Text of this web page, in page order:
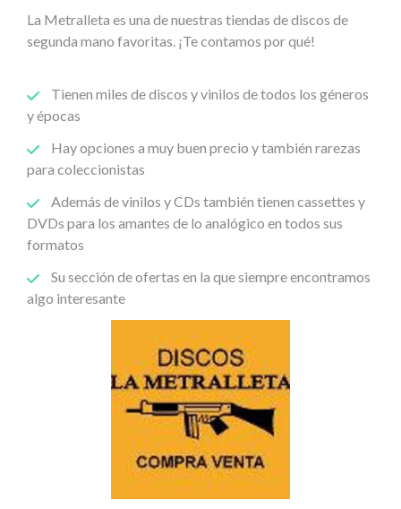
La Metralleta es una de nuestras tiendas de discos de
segunda mano favoritas. ¡Te contamos por qué!
Tienen miles de discos y vinilos de todos los géneros
y épocas
Hay opciones a muy buen precio y también rarezas
para coleccionistas
Además de vinilos y CDs también tienen cassettes y
DVDs para los amantes de lo analógico en todos sus
formatos
Su sección de ofertas en la que siempre encontramos
algo interesante